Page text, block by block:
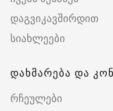
დაგვიკავშირდით
სიახლეები
დახმარება და
რჩეულები